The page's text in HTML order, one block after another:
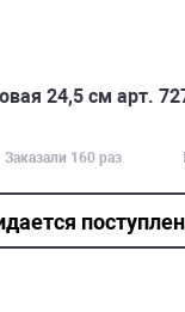
24,5 см арт.
Заказали 160 раз